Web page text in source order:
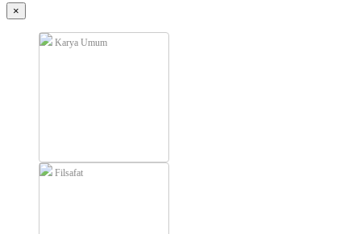
×
Karya Umum
Filsafat